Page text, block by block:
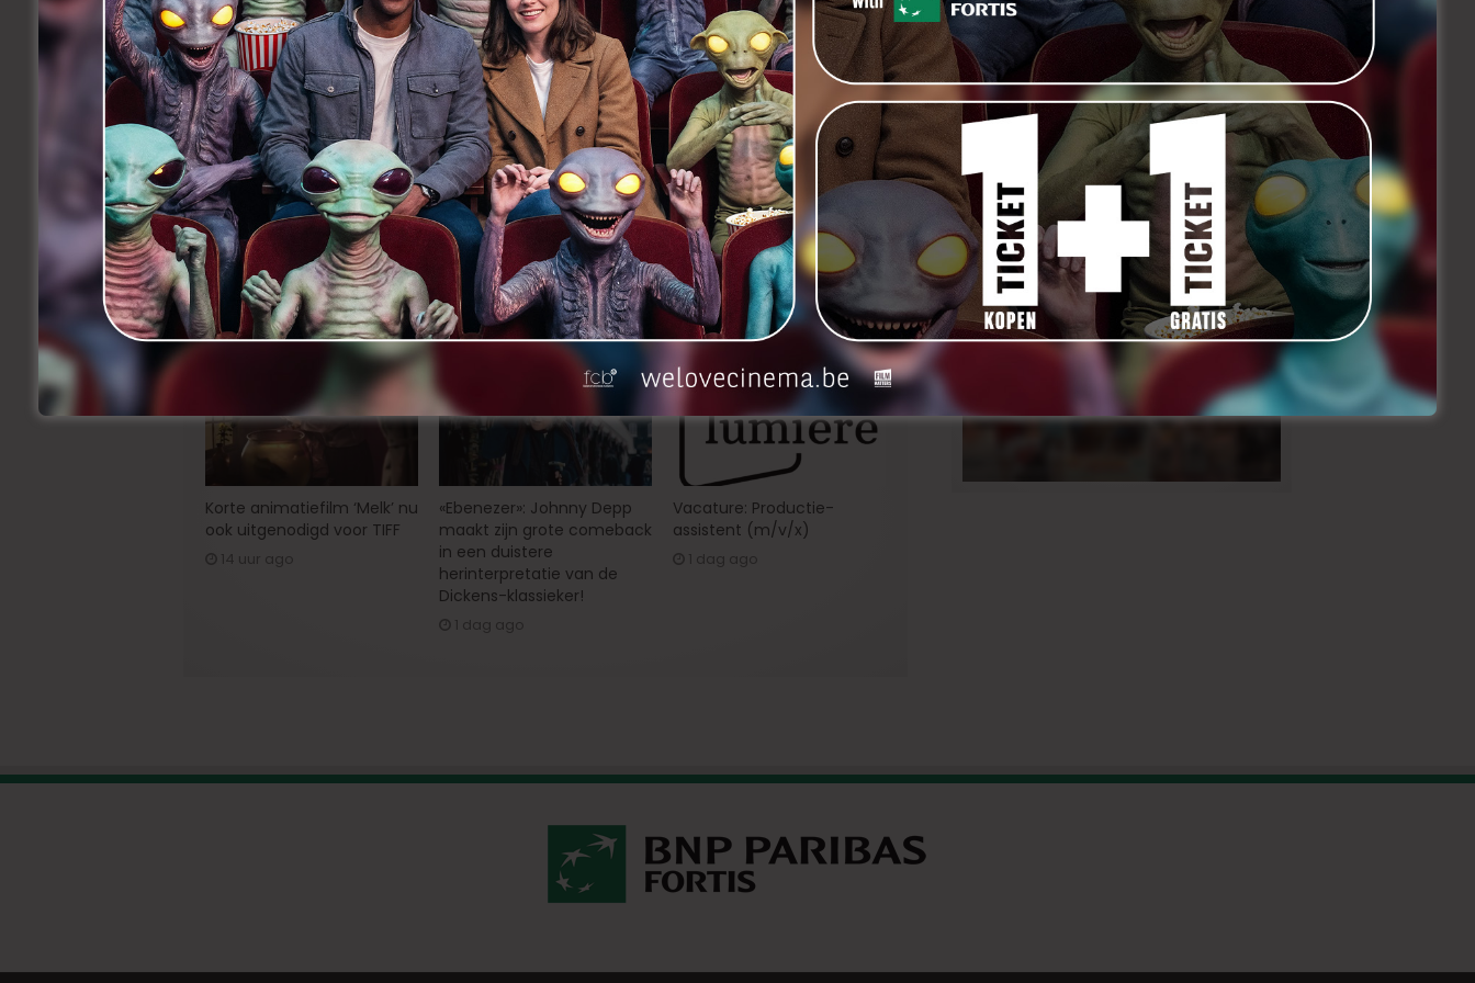
dat is het filmcafé aan de Zeedijk, aan het eind van de gaanderijen, bij het standbeeld van
Leopold II.
Vanja D’Alcantara zal ook de vertoning van haar film inleiden. Een must voor wie de film nog
niet gezien heeft!
Share Facebook Twitter LinkedIn
Précedent
Publiek uit de bol op Belgische
première van ‘Hasta La Vista’
Hollywood-Belg Carl Colpaert
stelt ‘Land of Astronauts’ voor in
Oostende
Related Articles
Korte animatiefilm ‘Melk’ nu
ook uitgenodigd voor TIFF
14 uur ago
«Ebenezer»: Johnny Depp
maakt zijn grote comeback
in een duistere
herinterpretatie van de
Dickens-klassieker!
1 dag ago
Vacature: Productie-
assistent (m/v/x)
1 dag ago